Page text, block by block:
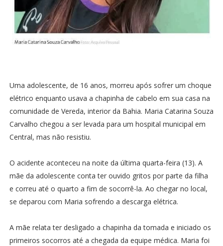
Uma adolescente, de 16 anos, morreu após sofrer um choque
elétrico enquanto usava a chapinha de cabelo em sua casa na
comunidade de Vereda, interior da Bahia. Maria Catarina Souza
Carvalho chegou a ser levada para um hospital municipal em
Central, mas não resistiu.
O acidente aconteceu na noite da última quarta-feira (13). A
mãe da adolescente conta ter ouvido gritos por parte da filha
e correu até o quarto a fim de socorrê-la. Ao chegar no local,
se deparou com Maria sofrendo a descarga elétrica.
A mãe relata ter desligado a chapinha da tomada e iniciado os
primeiros socorros até a chegada da equipe médica. Maria foi